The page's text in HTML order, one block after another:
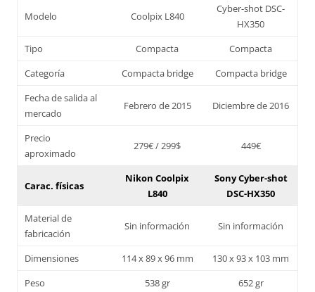
Modelo Coolpix L840
Cyber-shot DSC-
HX350
Tipo
Compacta
Compacta
Categoría
Compacta bridge
Compacta bridge
Fecha de salida al
mercado
Febrero de 2015 Diciembre de 2016
Precio
aproximado
279€ / 299$ 449€
Carac. físicas
Nikon Coolpix
L840
Sony Cyber-shot
DSC-HX350
Material de
fabricación
Sin información Sin información
Dimensiones 114 x 89 x 96 mm
130 x 93 x 103 mm
Peso
538 gr
652 gr